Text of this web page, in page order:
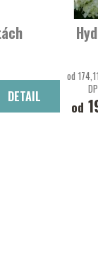
DETAIL
od
od